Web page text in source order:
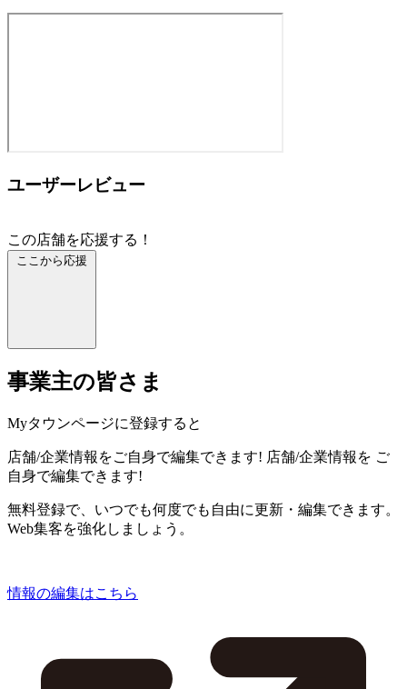
ユーザーレビュー
この店舗を応援する！
ここから応援
事業主の皆さま
Myタウンページに登録すると
店舗/企業情報をご自身で編集できます! 店舗/企業情報を ご
自身で編集できます!
無料登録で、いつでも何度でも自由に更新・編集できます。
Web集客を強化しましょう。
情報の編集はこちら